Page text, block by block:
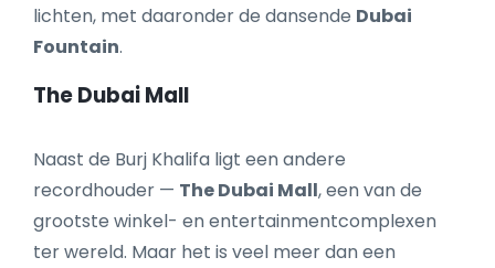
lichten, met daaronder de dansende Dubai
Fountain.
The Dubai Mall
Naast de Burj Khalifa ligt een andere
recordhouder — The Dubai Mall, een van de
grootste winkel- en entertainmentcomplexen
ter wereld. Maar het is veel meer dan een